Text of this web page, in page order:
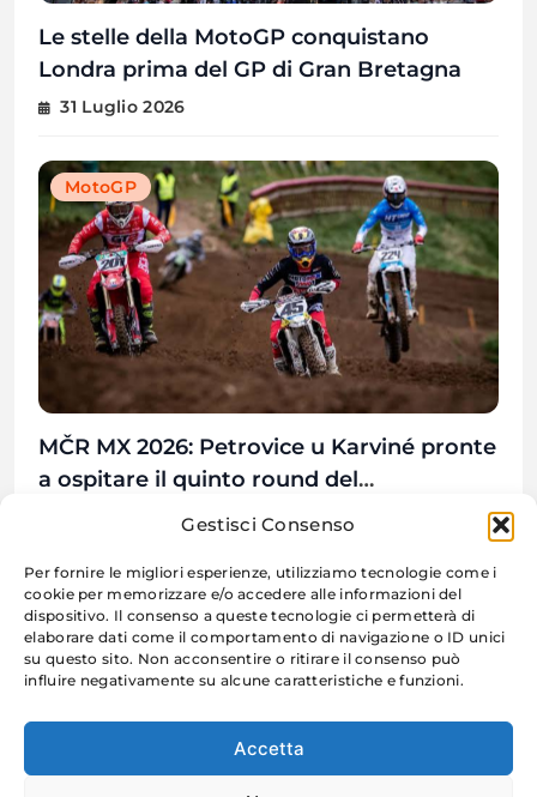
Gestisci Consenso
Per fornire le migliori esperienze, utilizziamo tecnologie come i
cookie per memorizzare e/o accedere alle informazioni del
dispositivo. Il consenso a queste tecnologie ci permetterà di
elaborare dati come il comportamento di navigazione o ID unici
su questo sito. Non acconsentire o ritirare il consenso può
influire negativamente su alcune caratteristiche e funzioni.
Accetta
Le stelle della MotoGP conquistano
Londra prima del GP di Gran Bretagna
31 Luglio 2026
MotoGP
MČR MX 2026: Petrovice u Karviné pronte
a ospitare il quinto round del
Campionato Ceco
31 Luglio 2026
Moto Racing